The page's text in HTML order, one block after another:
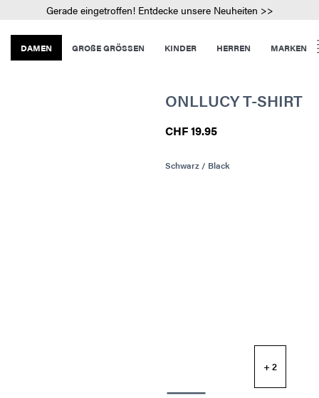
Gerade eingetroffen! Entdecke unsere Neuheiten >>
DAMEN GROßE GRÖSSEN KINDER HERREN MARKEN
ONLLUCY T-SHIRT
CHF 19.95
Schwarz / Black
+ 2